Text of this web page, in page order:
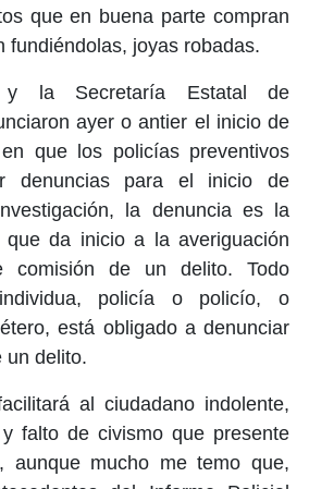
que en buena parte compran
fundiéndolas, joyas robadas.
y la Secretaría Estatal de
ayer o antier el inicio de
que los policías preventivos
denuncias para el inicio de
la denuncia es la
que da inicio a la averiguación
comisión de un delito. Todo
policía o policío, o
está obligado a denunciar
un delito.
al ciudadano indolente,
y falto de civismo que presente
aunque mucho me temo que,